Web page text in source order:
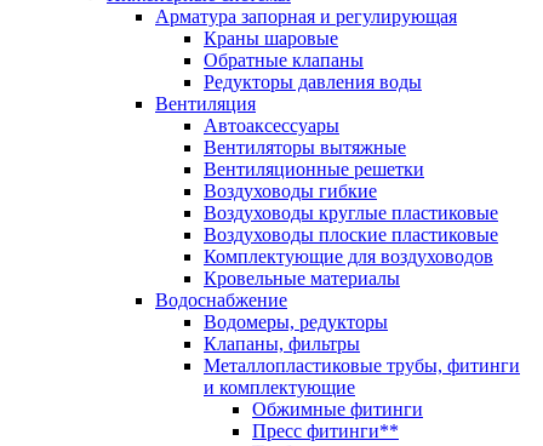
Арматура запорная и регулирующая
Краны шаровые
Обратные клапаны
Редукторы давления воды
Вентиляция
Автоаксессуары
Вентиляторы вытяжные
Вентиляционные решетки
Воздуховоды гибкие
Воздуховоды круглые пластиковые
Воздуховоды плоские пластиковые
Комплектующие для воздуховодов
Кровельные материалы
Водоснабжение
Водомеры, редукторы
Клапаны, фильтры
Металлопластиковые трубы, фитинги
и комплектующие
Обжимные фитинги
Пресс фитинги**